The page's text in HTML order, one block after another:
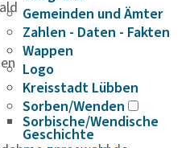
Gemeinden und Ämter
Zahlen - Daten - Fakten
Wappen
Logo
Kreisstadt Lübben
Sorben/Wenden
Sorbische/Wendische
Geschichte